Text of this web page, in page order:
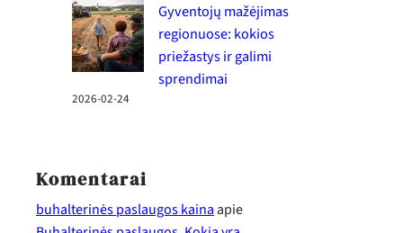
Gyventojų mažėjimas
regionuose: kokios
priežastys ir galimi
sprendimai
2026-02-24
Komentarai
buhalterinės paslaugos kainaapie